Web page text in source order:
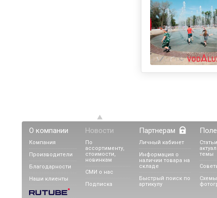
О компании
Компания
Производители
Благодарности
Наши клиенты
Новости
По
ассортименту,
стоимости,
новинкам
СМИ о нас
Подписка
Партнерам
Личный кабинет
Информация о
наличии товара на
складе
Быстрый поиск по
артикулу
темы